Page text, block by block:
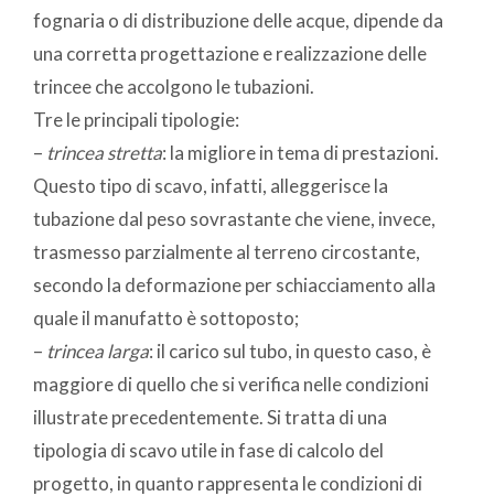
fognaria o di distribuzione delle acque, dipende da
una corretta progettazione e realizzazione delle
trincee che accolgono le tubazioni.
Tre le principali tipologie:
– trincea stretta: la migliore in tema di prestazioni.
Questo tipo di scavo, infatti, alleggerisce la
tubazione dal peso sovrastante che viene, invece,
trasmesso parzialmente al terreno circostante,
secondo la deformazione per schiacciamento alla
quale il manufatto è sottoposto;
– trincea larga: il carico sul tubo, in questo caso, è
maggiore di quello che si verifica nelle condizioni
illustrate precedentemente. Si tratta di una
tipologia di scavo utile in fase di calcolo del
progetto, in quanto rappresenta le condizioni di